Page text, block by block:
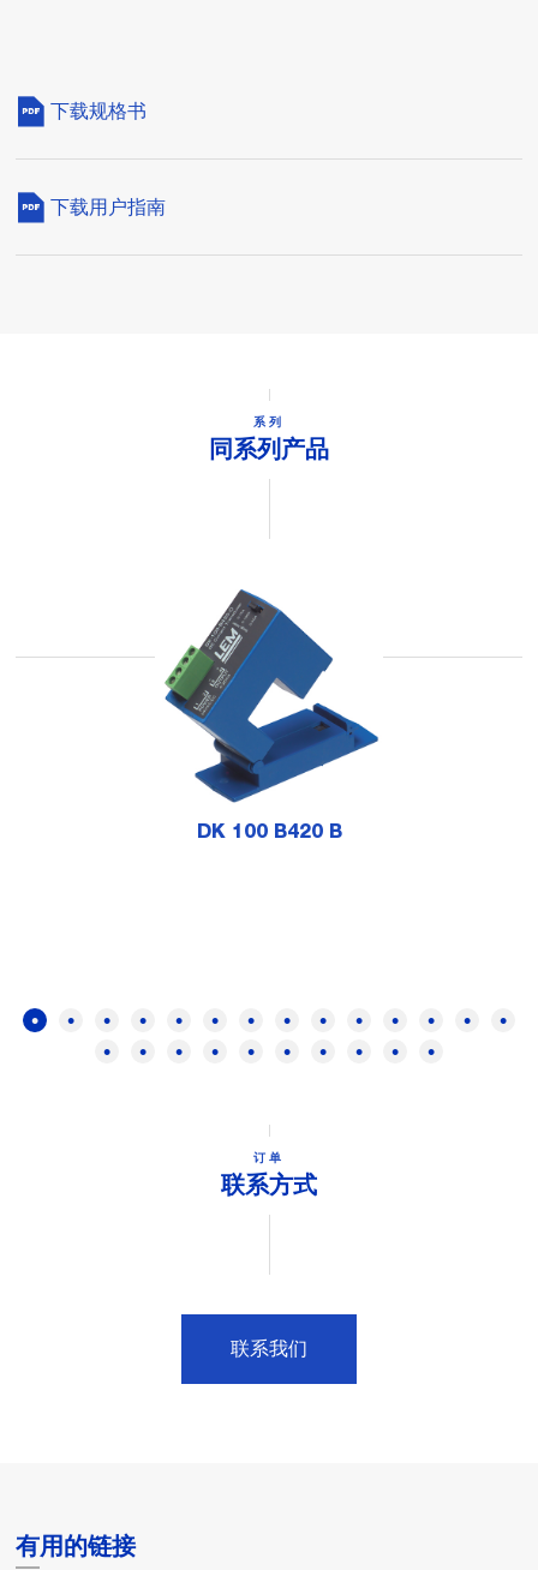
下载规格书
下载用户指南
系列
同系列产品
DK 100 B420 B
订单
联系方式
联系我们
有用的链接